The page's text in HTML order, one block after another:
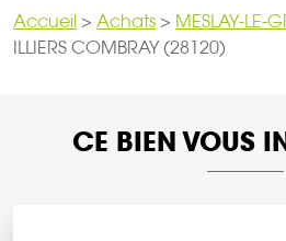
Accueil > Achats > MESLAY-LE-
ILLIERS COMBRAY (28120)
CE BIEN VOUS